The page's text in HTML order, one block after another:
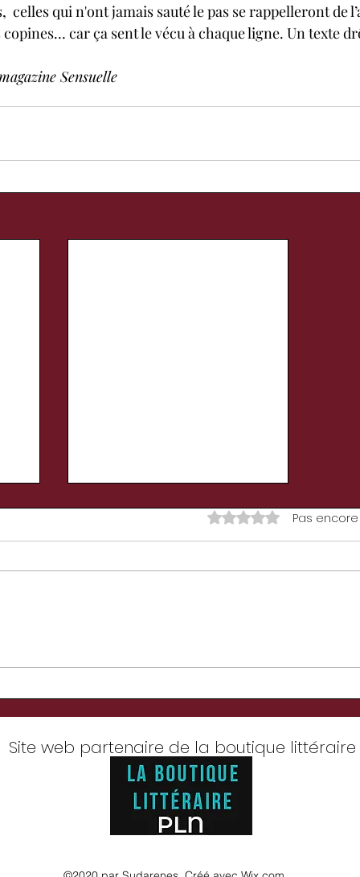
celles qui n'ont jamais sauté le pas se rappelleront de
car ça sent le vécu à chaque ligne. Un texte
Sensuelle
Mon Boss et moi
Noté 0 étoile sur 5.
Pas
Site web partenaire de la boutique littéraire